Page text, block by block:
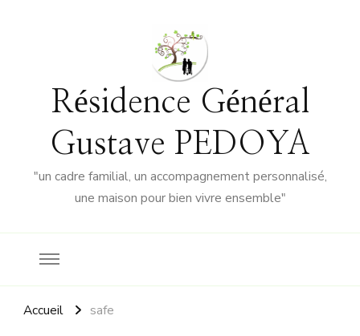
Résidence Général
Gustave PEDOYA
"un cadre familial, un accompagnement personnalisé,
une maison pour bien vivre ensemble"
Accueil safe